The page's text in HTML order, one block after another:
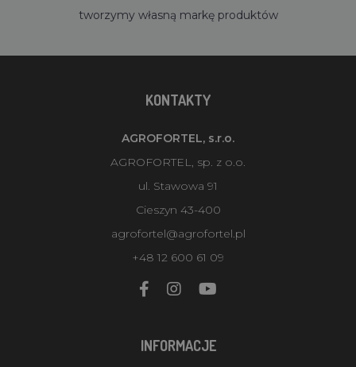
tworzymy własną markę produktów
KONTAKTY
AGROFORTEL, s.r.o.
AGROFORTEL, sp. z o.o.
ul. Stawowa 91
Cieszyn 43-400
agrofortel@agrofortel.pl
+48 12 600 61 09
INFORMACJE